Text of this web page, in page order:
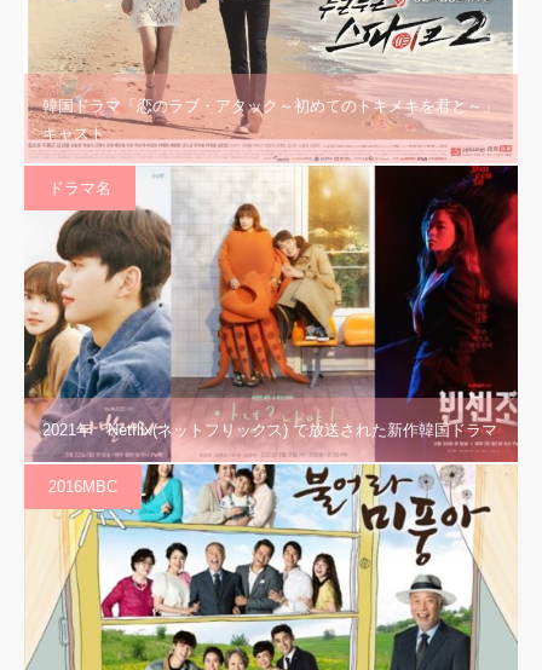
韓国ドラマ「恋のラブ・アタック～初めてのトキメキを君と～」
キャスト
ドラマ名
2021年 Netflix(ネットフリックス) で放送された新作韓国ドラマ
2016MBC